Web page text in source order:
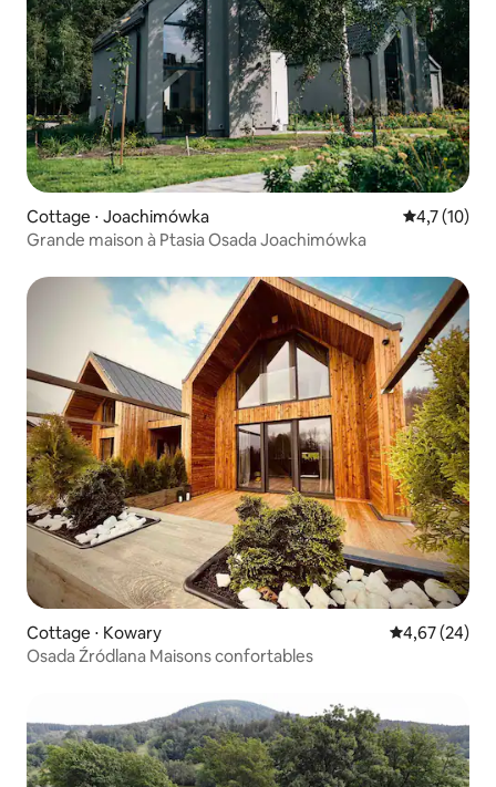
Cottage ⋅ Joachimówka Évaluation
4,7 (10)
Grande maison à Ptasia Osada Joachimówka
Cottage ⋅ Kowary Évaluation
4,67 (24)
Osada Źródlana Maisons confortables